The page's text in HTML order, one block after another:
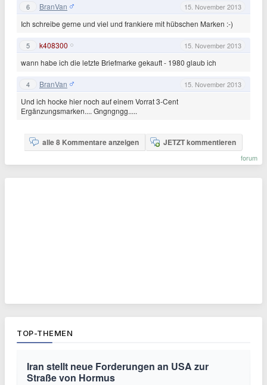
6 BranVan 15. November 2013
Ich schreibe gerne und viel und frankiere mit hübschen Marken :-)
5 k408300 15. November 2013
wann habe ich die letzte Briefmarke gekauft - 1980 glaub ich
4 BranVan 15. November 2013
Und ich hocke hier noch auf einem Vorrat 3-Cent
Ergänzungsmarken.... Gngngngg.....
alle 8 Kommentare anzeigen JETZT kommentieren
forum
TOP-THEMEN
Iran stellt neue Forderungen an USA zur
Straße von Hormus